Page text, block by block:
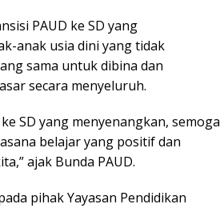
PAUD ke SD yang
anak usia dini yang tidak
sama untuk dibina dan
secara menyeluruh.
SD yang menyenangkan, semoga
belajar yang positif dan
ajak Bunda PAUD.
pihak Yayasan Pendidikan